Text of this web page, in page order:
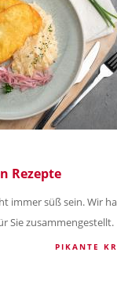
Rezepte
immer süß sein. Wir
Sie zusammengestellt.
PIKANTE